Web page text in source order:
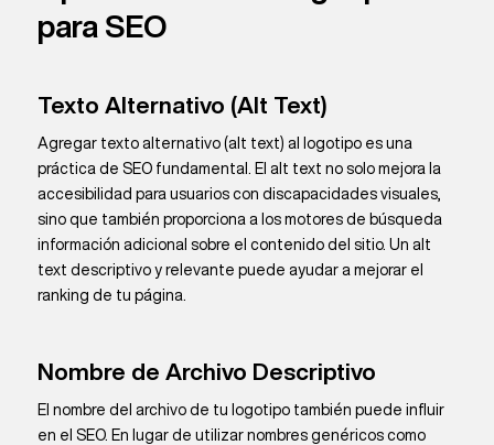
para SEO
Texto Alternativo (Alt Text)
Agregar texto alternativo (alt text) al logotipo es una
práctica de SEO fundamental. El alt text no solo mejora la
accesibilidad para usuarios con discapacidades visuales,
sino que también proporciona a los motores de búsqueda
información adicional sobre el contenido del sitio. Un alt
text descriptivo y relevante puede ayudar a mejorar el
ranking de tu página.
Nombre de Archivo Descriptivo
El nombre del archivo de tu logotipo también puede influir
en el SEO. En lugar de utilizar nombres genéricos como